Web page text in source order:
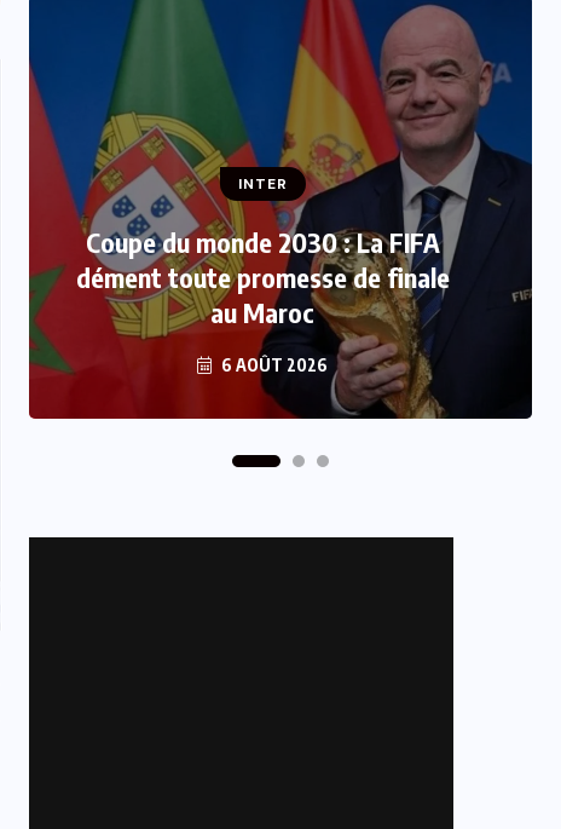
INTER
Coupe du monde 2030 : La FIFA
dément toute promesse de finale
au Maroc
6 AOÛT 2026
INTER
CAN féminine 2026 : Le Maroc
défie l’Afrique du Sud pour une
place dans le dernier carré
6 AOÛT 2026